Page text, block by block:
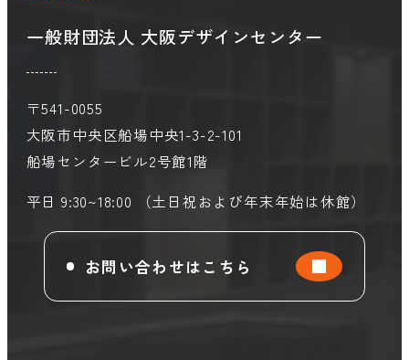
一般財団法人 大阪デザインセンター
〒541-0055
大阪市中央区船場中央1-3-2-101
船場センタービル2号館1階
平日 9:30~18:00 （土日祝および年末年始は休館）
お問い合わせはこちら